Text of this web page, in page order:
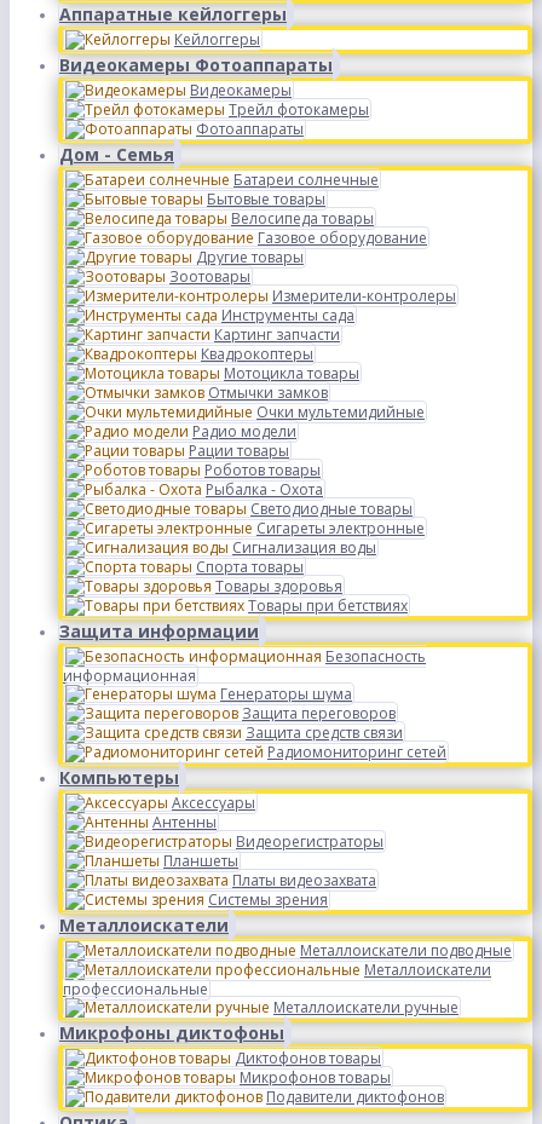
Аппаратные кейлоггеры
Кейлоггеры
Видеокамеры Фотоаппараты
Видеокамеры
Трейл фотокамеры
Фотоаппараты
Дом - Семья
Батареи солнечные
Бытовые товары
Велосипеда товары
Газовое оборудование
Другие товары
Зоотовары
Измерители-контролеры
Инструменты сада
Картинг запчасти
Квадрокоптеры
Мотоцикла товары
Отмычки замков
Очки мультемидийные
Радио модели
Рации товары
Роботов товары
Рыбалка - Охота
Светодиодные товары
Сигареты электронные
Сигнализация воды
Спорта товары
Товары здоровья
Товары при бетствиях
Защита информации
Безопасность
информационная
Генераторы шума
Защита переговоров
Защита средств связи
Радиомониторинг сетей
Компьютеры
Аксессуары
Антенны
Видеорегистраторы
Планшеты
Платы видеозахвата
Системы зрения
Металлоискатели
Металлоискатели подводные
Металлоискатели
профессиональные
Металлоискатели ручные
Микрофоны диктофоны
Диктофонов товары
Микрофонов товары
Подавители диктофонов